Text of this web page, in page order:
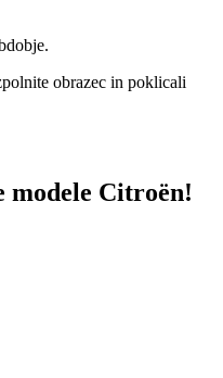
obrazec in poklicali
modele Citroën!